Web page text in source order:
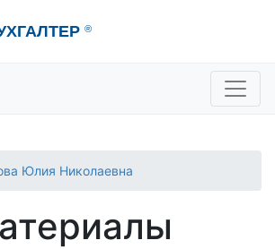
®
Отдел продаж
Консультации
Юлия Николаевна